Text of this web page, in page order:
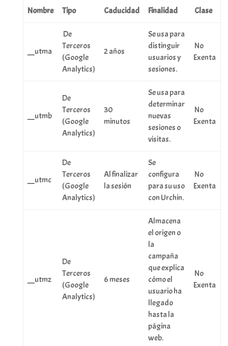
Nombre Tipo Caducidad Finalidad Clase
__utma
De
Terceros
(Google
Analytics)
2 años
Se usa para
distinguir
usuarios y
sesiones.
No
Exenta
__utmb
De
Terceros
(Google
Analytics)
30
minutos
Se usa para
determinar
nuevas
sesiones o
visitas.
No
Exenta
__utmc
De
Terceros
(Google
Analytics)
Al finalizar
la sesión
Se
configura
para su uso
con Urchin.
No
Exenta
__utmz
De
Terceros
(Google
Analytics)
6 meses
Almacena
el origen o
la
campaña
que explica
cómo el
usuario ha
llegado
hasta la
página
web.
No
Exenta